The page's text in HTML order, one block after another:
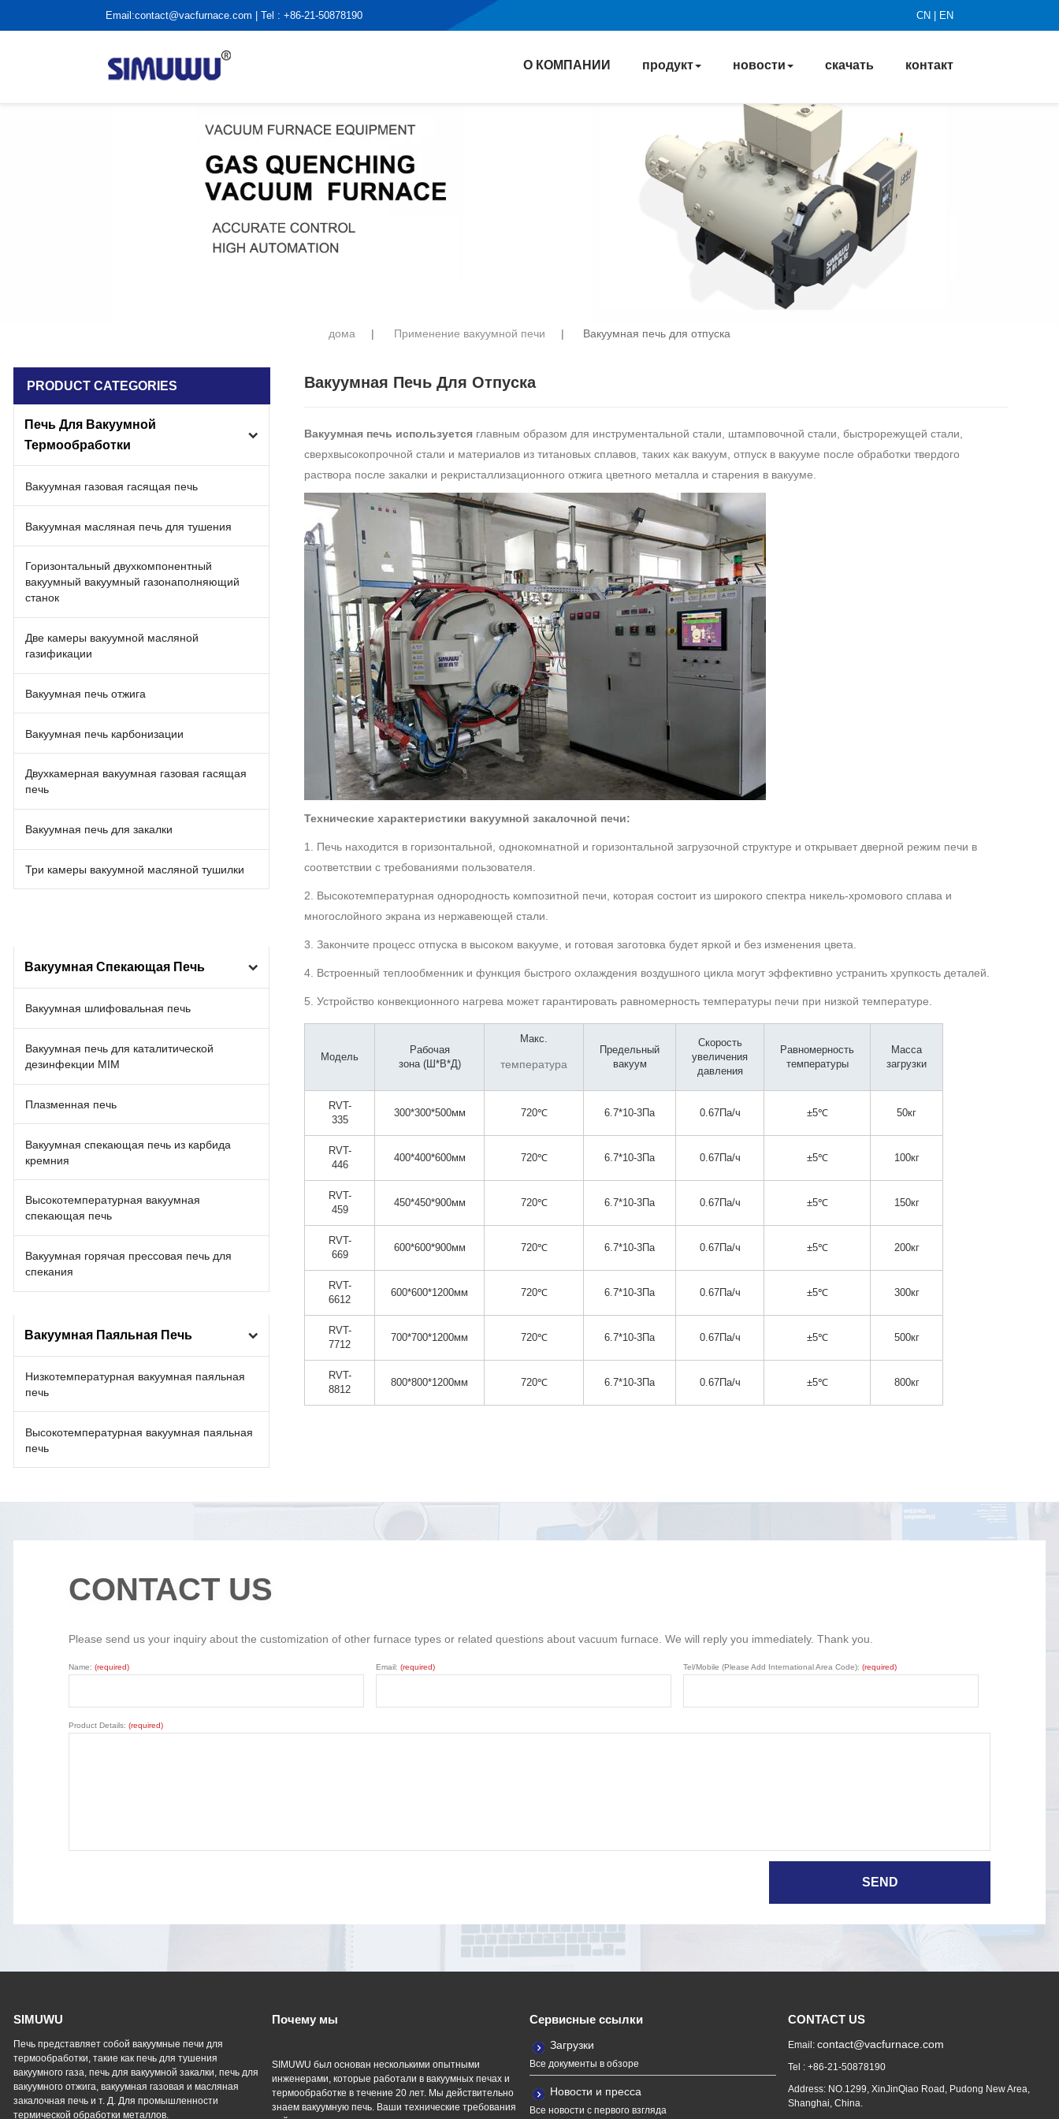
Email:contact@vacfurnace.com | Tel : +86-21-50878190 CN EN
О КОМПАНИИ продукт новости скачать контакт
дома Применение вакуумной печи Вакуумная печь для отпуска
PRODUCT CATEGORIES
Печь Для Вакуумной
Термообработки
Вакуумная газовая гасящая печь
Вакуумная масляная печь для тушения
Горизонтальный двухкомпонентный
вакуумный вакуумный газонаполняющий
станок
Две камеры вакуумной масляной
газификации
Вакуумная печь отжига
Вакуумная печь карбонизации
Двухкамерная вакуумная газовая гасящая
печь
Вакуумная печь для закалки
Три камеры вакуумной масляной тушилки
Вакуумная Спекающая Печь
Вакуумная шлифовальная печь
Вакуумная печь для каталитической
дезинфекции MIM
Плазменная печь
Вакуумная спекающая печь из карбида
кремния
Высокотемпературная вакуумная
спекающая печь
Вакуумная горячая прессовая печь для
спекания
Вакуумная Паяльная Печь
Низкотемпературная вакуумная паяльная
печь
Высокотемпературная вакуумная паяльная
печь
Вакуумная Печь Для Отпуска
Вакуумная печь используется главным образом для инструментальной стали, штамповочной стали, быстрорежущей стали,
сверхвысокопрочной стали и материалов из титановых сплавов, таких как вакуум, отпуск в вакууме после обработки твердого
раствора после закалки и рекристаллизационного отжига цветного металла и старения в вакууме.
Технические характеристики вакуумной закалочной печи:
1. Печь находится в горизонтальной, однокомнатной и горизонтальной загрузочной структуре и открывает дверной режим печи в
соответствии с требованиями пользователя.
2. Высокотемпературная однородность композитной печи, которая состоит из широкого спектра никель-хромового сплава и
многослойного экрана из нержавеющей стали.
3. Закончите процесс отпуска в высоком вакууме, и готовая заготовка будет яркой и без изменения цвета.
4. Встроенный теплообменник и функция быстрого охлаждения воздушного цикла могут эффективно устранить хрупкость деталей.
5. Устройство конвекционного нагрева может гарантировать равномерность температуры печи при низкой температуре.
Модель
Рабочая
зона (Ш*В*Д)
Макс.
температура
Предельный
вакуум
Скорость
увеличения
давления
Равномерность
температуры
Масса
загрузки
RVT-
335
300*300*500мм 720℃ 6.7*10-3Па 0.67Па/ч ±5℃ 50кг
RVT-
446
400*400*600мм 720℃ 6.7*10-3Па 0.67Па/ч ±5℃ 100кг
RVT-
459
450*450*900мм 720℃ 6.7*10-3Па 0.67Па/ч ±5℃ 150кг
RVT-
669
600*600*900мм 720℃ 6.7*10-3Па 0.67Па/ч ±5℃ 200кг
RVT-
6612
600*600*1200мм 720℃ 6.7*10-3Па 0.67Па/ч ±5℃ 300кг
RVT-
7712
700*700*1200мм 720℃ 6.7*10-3Па 0.67Па/ч ±5℃ 500кг
RVT-
8812
800*800*1200мм 720℃ 6.7*10-3Па 0.67Па/ч ±5℃ 800кг
CONTACT US
Please send us your inquiry about the customization of other furnace types or related questions about vacuum furnace. We will reply you immediately. Thank you.
Name: (required) Email: (required) Tel/Mobile (Please Add International Area Code): (required)
Product Details: (required)
SIMUWU
Печь представляет собой вакуумные печи для
термообработки, такие как печь для тушения
вакуумного газа, печь для вакуумной закалки, печь для
вакуумного отжига, вакуумная газовая и масляная
закалочная печь и т. Д. Для промышленности
термической обработки металлов.
Почему мы
SIMUWU был основан несколькими опытными
инженерами, которые работали в вакуумных печах и
термообработке в течение 20 лет. Мы действительно
знаем вакуумную печь. Ваши технические требования
Сервисные ссылки
Загрузки
Все документы в обзоре
Новости и пресса
Все новости с первого взгляда
CONTACT US
Email: contact@vacfurnace.com
Tel : +86-21-50878190
Address: NO.1299, XinJinQiao Road, Pudong New Area,
Shanghai, China.